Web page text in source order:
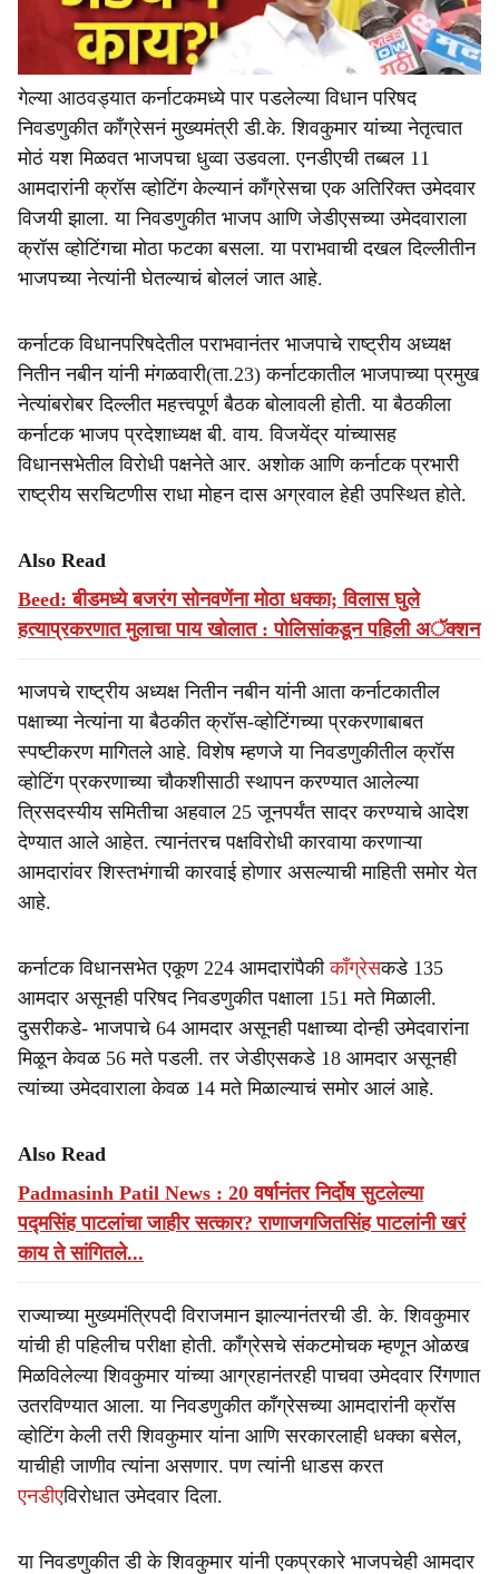
गेल्या आठवड्यात कर्नाटकमध्ये पार पडलेल्या विधान परिषद
निवडणुकीत काँग्रेसनं मुख्यमंत्री डी.के. शिवकुमार यांच्या नेतृत्वात
मोठं यश मिळवत भाजपचा धुव्वा उडवला. एनडीएची तब्बल 11
आमदारांनी क्रॉस व्होटिंग केल्यानं काँग्रेसचा एक अतिरिक्त उमेदवार
विजयी झाला. या निवडणुकीत भाजप आणि जेडीएसच्या उमेदवाराला
क्रॉस व्होटिंगचा मोठा फटका बसला. या पराभवाची दखल दिल्लीतीन
भाजपच्या नेत्यांनी घेतल्याचं बोललं जात आहे.
कर्नाटक विधानपरिषदेतील पराभवानंतर भाजपाचे राष्ट्रीय अध्यक्ष
नितीन नबीन यांनी मंगळवारी(ता.23) कर्नाटकातील भाजपाच्या प्रमुख
नेत्यांबरोबर दिल्लीत महत्त्वपूर्ण बैठक बोलावली होती. या बैठकीला
कर्नाटक भाजप प्रदेशाध्यक्ष बी. वाय. विजयेंद्र यांच्यासह
विधानसभेतील विरोधी पक्षनेते आर. अशोक आणि कर्नाटक प्रभारी
राष्ट्रीय सरचिटणीस राधा मोहन दास अग्रवाल हेही उपस्थित होते.
Also Read
Beed: बीडमध्ये बजरंग सोनवणेंना मोठा धक्का; विलास घुले
हत्याप्रकरणात मुलाचा पाय खोलात : पोलिसांकडून पहिली अॅक्शन
भाजपचे राष्ट्रीय अध्यक्ष नितीन नबीन यांनी आता कर्नाटकातील
पक्षाच्या नेत्यांना या बैठकीत क्रॉस-व्होटिंगच्या प्रकरणाबाबत
स्पष्टीकरण मागितले आहे. विशेष म्हणजे या निवडणुकीतील क्रॉस
व्होटिंग प्रकरणाच्या चौकशीसाठी स्थापन करण्यात आलेल्या
त्रिसदस्यीय समितीचा अहवाल 25 जूनपर्यंत सादर करण्याचे आदेश
देण्यात आले आहेत. त्यानंतरच पक्षविरोधी कारवाया करणाऱ्या
आमदारांवर शिस्तभंगाची कारवाई होणार असल्याची माहिती समोर येत
आहे.
कर्नाटक विधानसभेत एकूण 224 आमदारांपैकीकाँग्रेसकडे 135
आमदार असूनही परिषद निवडणुकीत पक्षाला 151 मते मिळाली.
दुसरीकडे- भाजपाचे 64 आमदार असूनही पक्षाच्या दोन्ही उमेदवारांना
मिळून केवळ 56 मते पडली. तर जेडीएसकडे 18 आमदार असूनही
त्यांच्या उमेदवाराला केवळ 14 मते मिळाल्याचं समोर आलं आहे.
Also Read
Padmasinh Patil News : 20 वर्षानंतर निर्दोष सुटलेल्या
पद्मसिंह पाटलांचा जाहीर सत्कार? राणाजगजितसिंह पाटलांनी खरं
काय ते सांगितले...
राज्याच्या मुख्यमंत्रि‍पदी विराजमान झाल्यानंतरची डी. के. शिवकुमार
यांची ही पहिलीच परीक्षा होती. काँग्रेसचे संकटमोचक म्हणून ओळख
मिळविलेल्या शिवकुमार यांच्या आग्रहानंतरही पाचवा उमेदवार रिंगणात
उतरविण्यात आला. या निवडणुकीत काँग्रेसच्या आमदारांनी क्रॉस
व्होटिंग केली तरी शिवकुमार यांना आणि सरकारलाही धक्का बसेल,
याचीही जाणीव त्यांना असणार. पण त्यांनी धाडस करत
एनडीएविरोधात उमेदवार दिला.
या निवडणुकीत डी के शिवकुमार यांनी एकप्रकारे भाजपचेही आमदार